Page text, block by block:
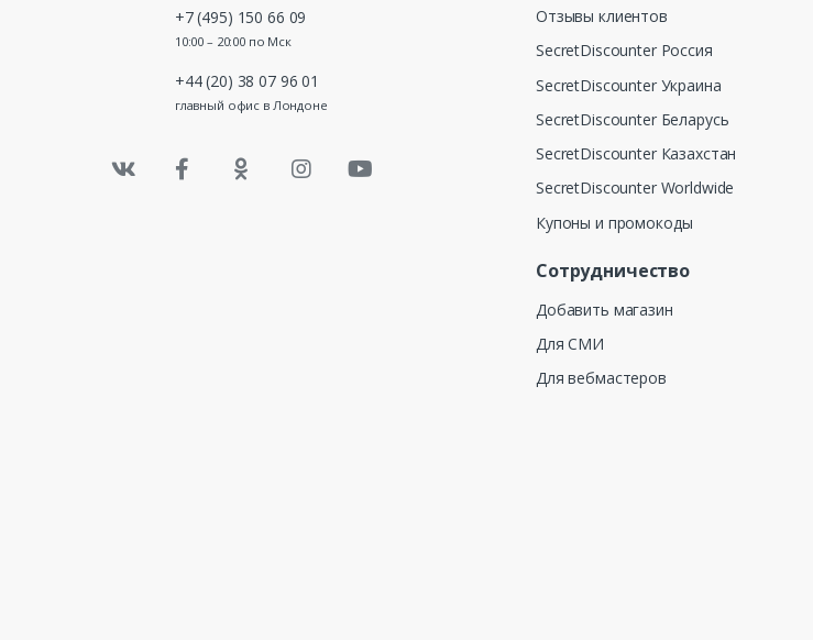
+7 (495) 150 66 09
10:00 – 20:00 по Мск
+44 (20) 38 07 96 01
главный офис в Лондоне
Отзывы клиентов
SecretDiscounter Россия
SecretDiscounter Украина
SecretDiscounter Беларусь
SecretDiscounter Казахстан
SecretDiscounter Worldwide
Купоны и промокоды
Сотрудничество
Добавить магазин
Для СМИ
Для вебмастеров